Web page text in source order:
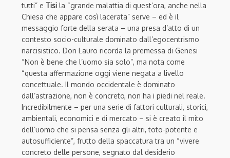
tutti” e Tisi la “grande malattia di quest’ora, anche nella
Chiesa che appare così lacerata” serve – ed è il
messaggio forte della serata – una presa d’atto di un
contesto socio-culturale dominato dall’egocentrismo
narcisistico. Don Lauro ricorda la premessa di Genesi
“Non è bene che l’uomo sia solo”, ma nota come
“questa affermazione oggi viene negata a livello
concettuale. Il mondo occidentale è dominato
dall’astrazione, non è concreto, non ha i piedi nel reale.
Incredibilmente – per una serie di fattori culturali, storici,
ambientali, economici e di mercato – si è creato il mito
dell’uomo che si pensa senza gli altri, toto-potente e
autosufficiente”, frutto della spaccatura tra un “vivere
concreto delle persone, segnato dal desiderio